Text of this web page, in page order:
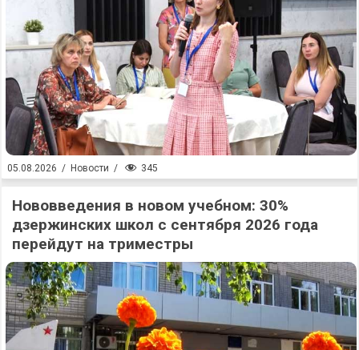
05.08.2026 / Новости / 345
Нововведения в новом учебном: 30%
дзержинских школ с сентября 2026 года
перейдут на триместры